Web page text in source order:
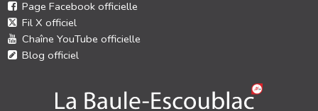
Page Facebook officielle
Fil X officiel
Chaîne YouTube officielle
Blog officiel